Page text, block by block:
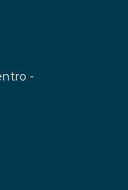
-